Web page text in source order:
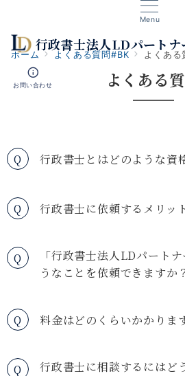
Menu
行政書士法人LDパートナ
お問い合わせ
ホーム よくある質問#BK よくある
よくある
Q 行政書士とはどのような資
Q 行政書士に依頼するメリッ
Q
「行政書士法人LDパート
うなことを依頼できますか
Q 料金はどのくらいかかりま
Q
行政書士に相談するにはど